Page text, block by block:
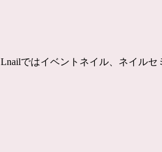
Lnailではイベントネイル、ネイル